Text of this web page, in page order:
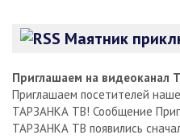
Маятник
Приглашаем на видеоканал
Приглашаем посетителей
ТАРЗАНКА ТВ! Сообщение
ТАРЗАНКА ТВ появились